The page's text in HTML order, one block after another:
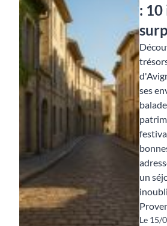
: 10
ses
un
Le 15/